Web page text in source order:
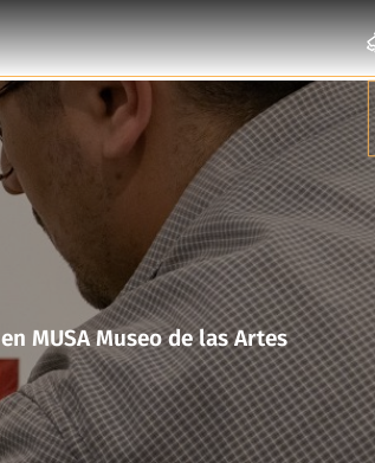
Taller Murales en movimiento en colaboración con el Taller del Chucho en MUSA Museo de las Artes